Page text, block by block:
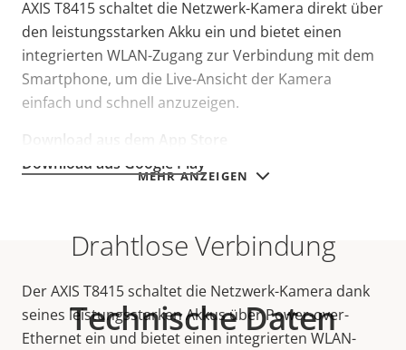
MEHR ANZEIGEN
AXIS T8415 schaltet die Netzwerk-Kamera direkt über
den leistungsstarken Akku ein und bietet einen
integrierten WLAN-Zugang zur Verbindung mit dem
Smartphone, um die Live-Ansicht der Kamera
einfach und schnell anzuzeigen.
Download aus dem App Store
Download aus Google Play
Drahtlose Verbindung
Der AXIS T8415 schaltet die Netzwerk-Kamera dank
seines leistungsstarken Akkus über Power-over-
Ethernet ein und bietet einen integrierten WLAN-
Technische Daten